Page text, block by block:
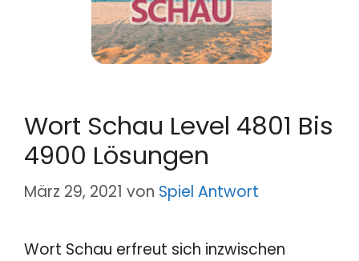
Wort Schau Level 4801 Bis
4900 Lösungen
März 29, 2021 von Spiel Antwort
Wort Schau erfreut sich inzwischen